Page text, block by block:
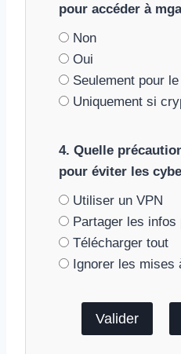
pour accéder à
Non
Oui
Seulement pour
Uniquement si
4. Quelle
pour éviter les
Utiliser un VPN
Partager les infos
Télécharger tout
Ignorer les mises
Valider